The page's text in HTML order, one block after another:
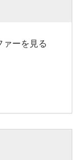
ァーを見る